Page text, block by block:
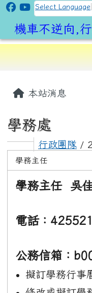
跳至主內容區
CLPS Site
Select Language
機車不逆向,
導覽列
本站消息
學務處
行政團隊 /
學務主任
學務主任 吳
電話：
公務信箱：
擬訂學務行事